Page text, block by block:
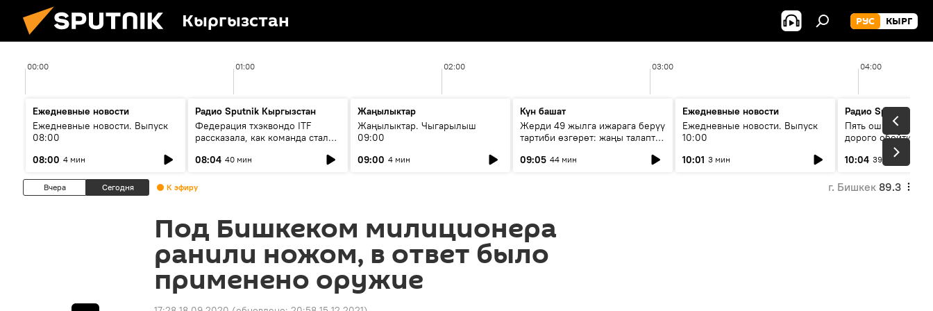
Кыргызстан РУС КЫРГ
00:00 01:00 02:00 03:00 04:00
Ежедневные новости
Ежедневные новости. Выпуск
08:00
08:00 4 мин
Радио Sputnik Кыргызстан
Федерация тхэквондо ITF
рассказала, как команда стала
08:04 40 мин
Жаңылыктар
Жаңылыктар. Чыгарылыш
09:00
09:00 4 мин
Күн башат
Жерди 49 жылга ижарага берүү
тартиби өзгөрөт: жаңы талаптар
09:05 44 мин
Ежедневные новости
Ежедневные новости. Выпуск
10:00
10:01 3 мин
Радио Sputnik
Пять ошибок
дорого обойтись
10:04 39 мин
Вчера Сегодня К эфиру г. Бишкек 89.3
Под Бишкеком милиционера
ранили ножом, в ответ было
применено оружие